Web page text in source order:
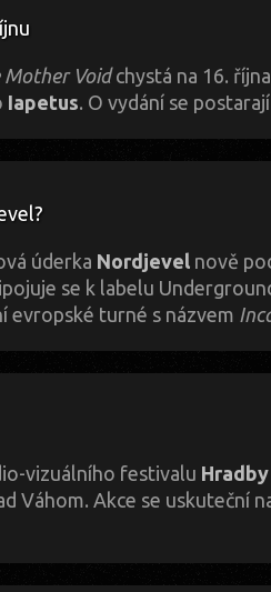
což je status, který se v tvůrčím
je tu ještě Ianuaria, ta má na starosti
TADY// FacebookTADY
Mother Voidchystá na 16.
Iapetus. O vydání se
hostujících hudebníků, včetně
matky a syna, o lidstvu a vesmíru, o pocitu
nahrávka určená k vstřebání v
a nesmrtelným prostorem...
úderka Nordjevel nově
se k labelu
evropské turné s názvem
a Unviâr.
vizuálního festivalu
Váhom. Akce se uskuteční